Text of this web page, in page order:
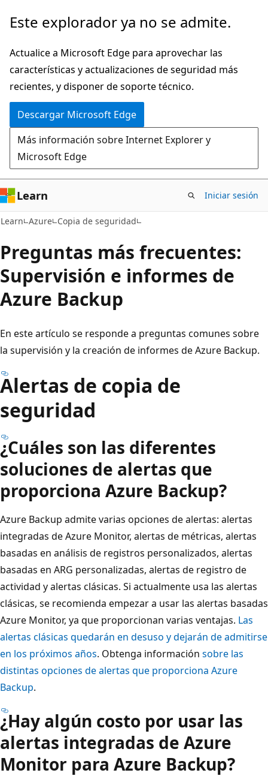
Ir
contenido
principal
Este explorador ya no se admite.
Actualice a Microsoft Edge para aprovechar las
características y actualizaciones de seguridad más
recientes, y disponer de soporte técnico.
Descargar Microsoft Edge
Más información sobre Internet Explorer y
Microsoft Edge
Learn Iniciar sesión
Learn Azure Copia de seguridad
Preguntas más frecuentes:
Supervisión e informes de
Azure Backup
En este artículo se responde a preguntas comunes sobre
la supervisión y la creación de informes de Azure Backup.
Alertas de copia de
seguridad
¿Cuáles son las diferentes
soluciones de alertas que
proporciona Azure Backup?
Azure Backup admite varias opciones de alertas: alertas
integradas de Azure Monitor, alertas de métricas, alertas
basadas en análisis de registros personalizados, alertas
basadas en ARG personalizadas, alertas de registro de
actividad y alertas clásicas. Si actualmente usa las alertas
clásicas, se recomienda empezar a usar las alertas basadas
Azure Monitor, ya que proporcionan varias ventajas. Las
alertas clásicas quedarán en desuso y dejarán de admitirse
en los próximos años. Obtenga información sobre las
distintas opciones de alertas que proporciona Azure
Backup.
¿Hay algún costo por usar las
alertas integradas de Azure
Monitor para Azure Backup?